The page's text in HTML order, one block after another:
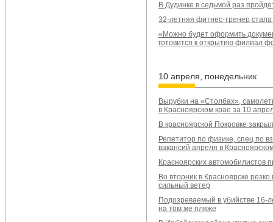
В Дудинке в седьмой раз
32-летняя фитнес-тренер
«Можно будет оформить
готовится к открытию филиал
10 апреля, понедельник
Вырубки на «Столбах»,
в Красноярском крае за 10
В красноярской Покровке
Репетитор по физике, спец по
вакансий апреля в
Красноярских автомобилистов
Во вторник в Красноярске
сильный ветер
Подозреваемый в убийстве 16-
на том же пляже